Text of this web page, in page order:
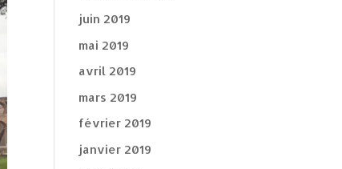
juin 2019
mai 2019
avril 2019
mars 2019
février 2019
janvier 2019